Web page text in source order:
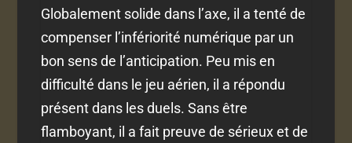
Globalement solide dans l’axe, il a tenté de
compenser l’infériorité numérique par un
bon sens de l’anticipation. Peu mis en
difficulté dans le jeu aérien, il a répondu
présent dans les duels. Sans être
flamboyant, il a fait preuve de sérieux et de